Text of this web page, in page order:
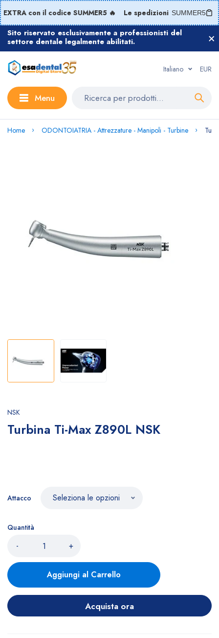
con il codice SUMMER5 🔥 Le spedizioni riprenderanno a
SUMMER5
Sito riservato esclusivamente a professionisti del
settore dentale legalmente abilitati.
Italiano EUR
Menu
Home ODONTOIATRIA - Attrezzature - Manipoli - Turbine
NSK
Turbina Ti-Max Z890L NSK
Attacco
Quantità
- +
Aggiungi al Carrello
Acquista ora